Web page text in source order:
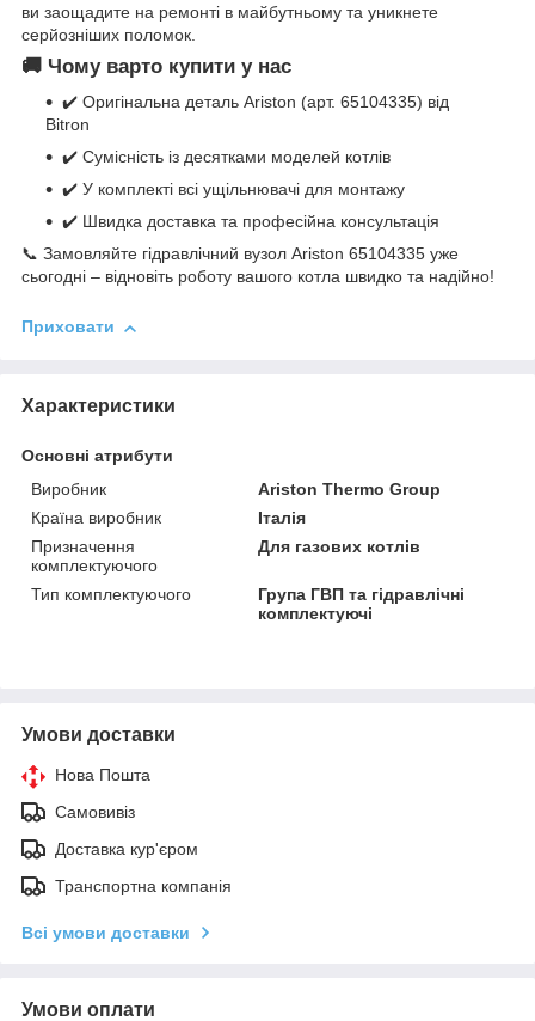
ви заощадите на ремонті в майбутньому та уникнете
серйозніших поломок.
🚚 Чому варто купити у нас
✔️ Оригінальна деталь Ariston (арт. 65104335) від
Bitron
✔️ Сумісність із десятками моделей котлів
✔️ У комплекті всі ущільнювачі для монтажу
✔️ Швидка доставка та професійна консультація
📞 Замовляйте гідравлічний вузол Ariston 65104335 уже
сьогодні – відновіть роботу вашого котла швидко та надійно!
Приховати
Характеристики
Основні атрибути
Виробник
Ariston Thermo Group
Країна виробник
Італія
Призначення
комплектуючого
Для газових котлів
Тип комплектуючого
Група ГВП та гідравлічні
комплектуючі
Умови доставки
Нова Пошта
Самовивіз
Доставка кур'єром
Транспортна компанія
Всі умови доставки
Умови оплати